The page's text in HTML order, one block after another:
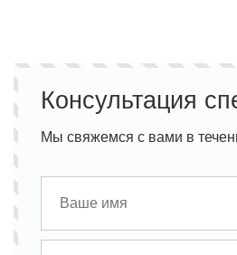
Консультация
Мы свяжемся с вами в